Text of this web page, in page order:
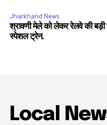
Jharkhand News
श्रावणी मेले को लेकर रेलवे की बड़ी
स्पेशल ट्रेन.
Local